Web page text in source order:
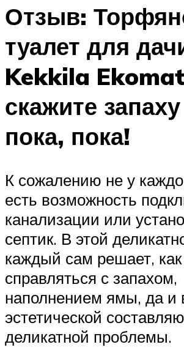
Отзыв:
туалет для
Kekkila
скажите
пока, пока!
К сожалению не у
есть возможность
канализации или
септик. В этой
каждый сам решает, как
справляться с запахом,
наполнением ямы, да и
эстетической
деликатной проблемы.